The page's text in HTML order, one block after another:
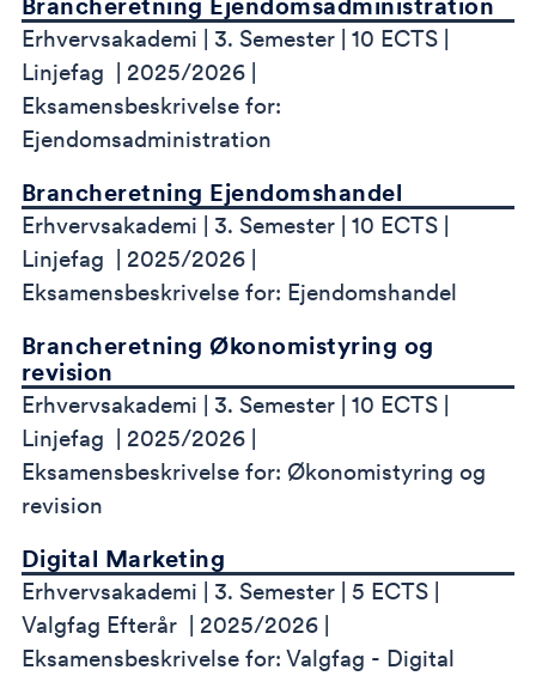
Erhvervsakademi 3. Semester
10 ECTS
Linjefag
2025/2026
Eksamensbeskrivelse for:
Ejendomsadministration
Brancheretning Ejendomshandel
Erhvervsakademi 3. Semester
10 ECTS
Linjefag
2025/2026
Eksamensbeskrivelse for: Ejendomshandel
Brancheretning Økonomistyring og
revision
Erhvervsakademi 3. Semester
10 ECTS
Linjefag
2025/2026
Eksamensbeskrivelse for: Økonomistyring og
revision
Digital Marketing
Erhvervsakademi 3. Semester
5 ECTS
Valgfag Efterår
2025/2026
Eksamensbeskrivelse for: Valgfag - Digital